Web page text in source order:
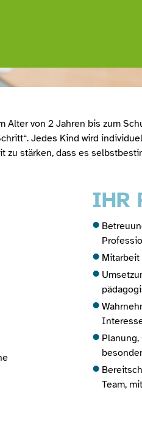
von 2 Jahren bis zum
Jedes Kind wird
stärken, dass es
IHR
Team,